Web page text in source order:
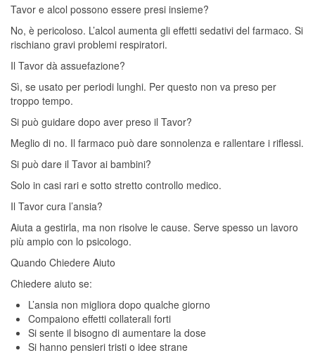
Tavor e alcol possono essere presi insieme?
No, è pericoloso. L’alcol aumenta gli effetti sedativi del farmaco. Si
rischiano gravi problemi respiratori.
Il Tavor dà assuefazione?
Sì, se usato per periodi lunghi. Per questo non va preso per
troppo tempo.
Si può guidare dopo aver preso il Tavor?
Meglio di no. Il farmaco può dare sonnolenza e rallentare i riflessi.
Si può dare il Tavor ai bambini?
Solo in casi rari e sotto stretto controllo medico.
Il Tavor cura l’ansia?
Aiuta a gestirla, ma non risolve le cause. Serve spesso un lavoro
più ampio con lo psicologo.
Quando Chiedere Aiuto
Chiedere aiuto se:
L’ansia non migliora dopo qualche giorno
Compaiono effetti collaterali forti
Si sente il bisogno di aumentare la dose
Si hanno pensieri tristi o idee strane